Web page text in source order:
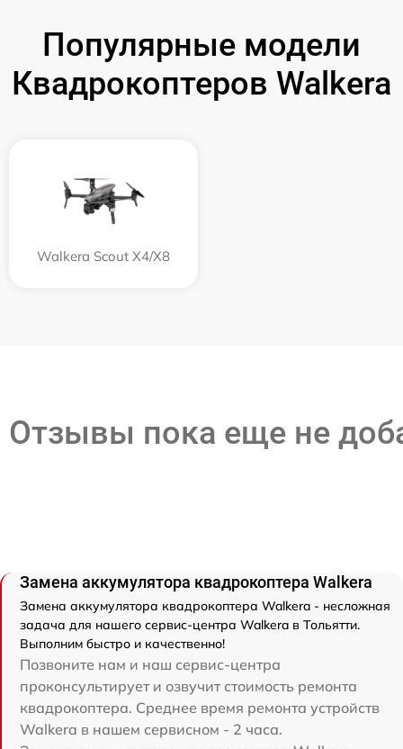
Популярные модели
Квадрокоптеров Walkera
Walkera Scout X4/X8
Отзывы пока еще не
Замена аккумулятора квадрокоптера Walkera
Замена аккумулятора квадрокоптера Walkera - несложная
задача для нашего сервис-центра Walkera в Тольятти.
Выполним быстро и качественно!
Позвоните нам и наш сервис-центра
проконсультирует и озвучит стоимость ремонта
квадрокоптера. Среднее время ремонта устройств
Walkera в нашем сервисном - 2 часа.